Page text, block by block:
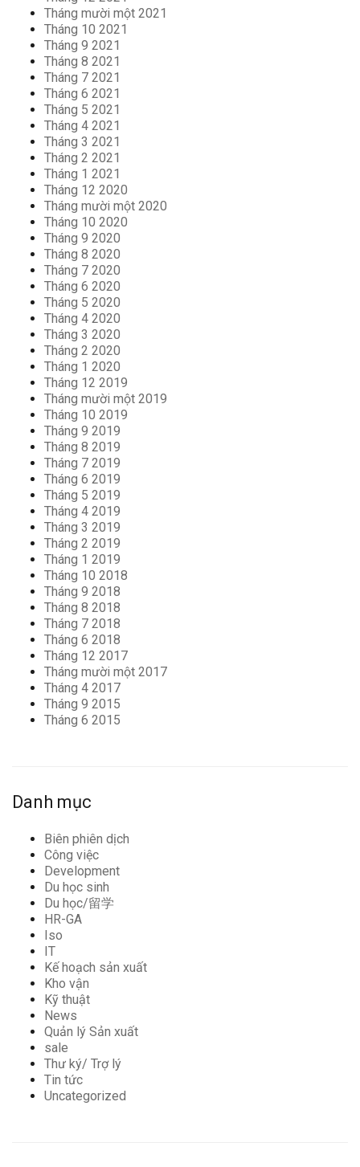
Tháng mười một 2021
Tháng 10 2021
Tháng 9 2021
Tháng 8 2021
Tháng 7 2021
Tháng 6 2021
Tháng 5 2021
Tháng 4 2021
Tháng 3 2021
Tháng 2 2021
Tháng 1 2021
Tháng 12 2020
Tháng mười một 2020
Tháng 10 2020
Tháng 9 2020
Tháng 8 2020
Tháng 7 2020
Tháng 6 2020
Tháng 5 2020
Tháng 4 2020
Tháng 3 2020
Tháng 2 2020
Tháng 1 2020
Tháng 12 2019
Tháng mười một 2019
Tháng 10 2019
Tháng 9 2019
Tháng 8 2019
Tháng 7 2019
Tháng 6 2019
Tháng 5 2019
Tháng 4 2019
Tháng 3 2019
Tháng 2 2019
Tháng 1 2019
Tháng 10 2018
Tháng 9 2018
Tháng 8 2018
Tháng 7 2018
Tháng 6 2018
Tháng 12 2017
Tháng mười một 2017
Tháng 4 2017
Tháng 9 2015
Tháng 6 2015
Danh mục
Biên phiên dịch
Công việc
Development
Du học sinh
Du học/留学
HR-GA
Iso
IT
Kế hoạch sản xuất
Kho vận
Kỹ thuật
News
Quản lý Sản xuất
sale
Thư ký/ Trợ lý
Tin tức
Uncategorized